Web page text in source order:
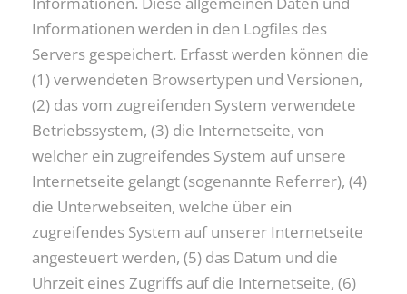
Informationen werden in den Logfiles des
Servers gespeichert. Erfasst werden können die
(1) verwendeten Browsertypen und Versionen,
(2) das vom zugreifenden System verwendete
Betriebssystem, (3) die Internetseite, von
welcher ein zugreifendes System auf unsere
Internetseite gelangt (sogenannte Referrer), (4)
die Unterwebseiten, welche über ein
zugreifendes System auf unserer Internetseite
angesteuert werden, (5) das Datum und die
Uhrzeit eines Zugriffs auf die Internetseite, (6)